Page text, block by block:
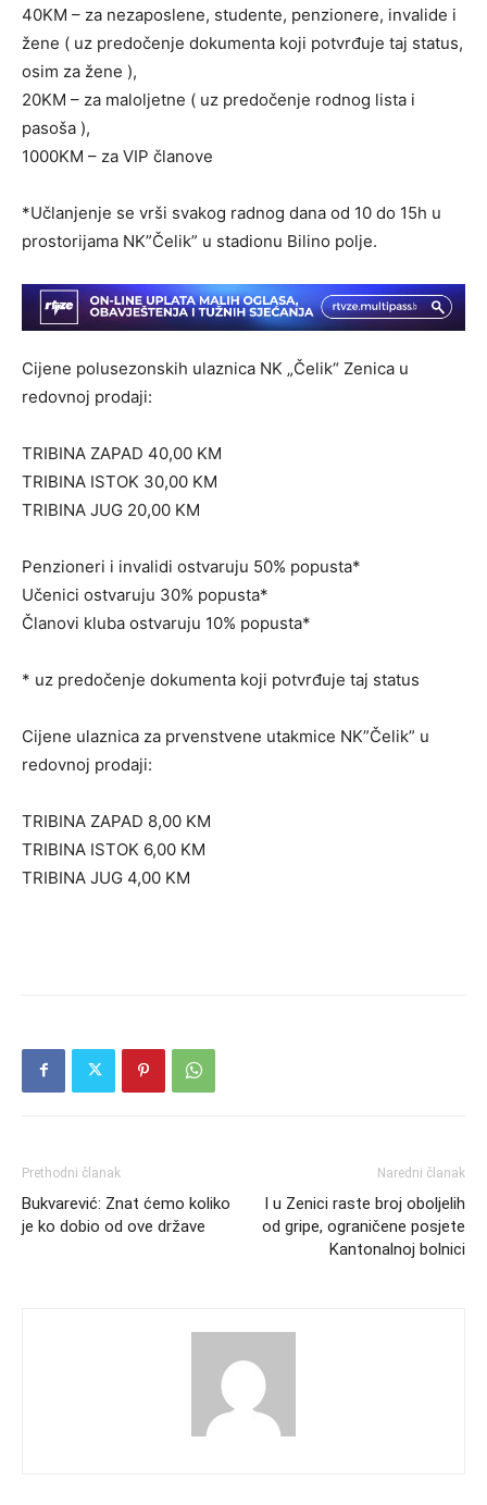
40KM – za nezaposlene, studente, penzionere, invalide i
žene ( uz predočenje dokumenta koji potvrđuje taj status,
osim za žene ),
20KM – za maloljetne ( uz predočenje rodnog lista i
pasoša ),
1000KM – za VIP članove
*Učlanjenje se vrši svakog radnog dana od 10 do 15h u
prostorijama NK”Čelik” u stadionu Bilino polje.
Cijene polusezonskih ulaznica NK „Čelik“ Zenica u
redovnoj prodaji:
TRIBINA ZAPAD 40,00 KM
TRIBINA ISTOK 30,00 KM
TRIBINA JUG 20,00 KM
Penzioneri i invalidi ostvaruju 50% popusta*
Učenici ostvaruju 30% popusta*
Članovi kluba ostvaruju 10% popusta*
* uz predočenje dokumenta koji potvrđuje taj status
Cijene ulaznica za prvenstvene utakmice NK”Čelik” u
redovnoj prodaji:
TRIBINA ZAPAD 8,00 KM
TRIBINA ISTOK 6,00 KM
TRIBINA JUG 4,00 KM
Prethodni članak
Bukvarević: Znat ćemo koliko
je ko dobio od ove države
Naredni članak
I u Zenici raste broj oboljelih
od gripe, ograničene posjete
Kantonalnoj bolnici